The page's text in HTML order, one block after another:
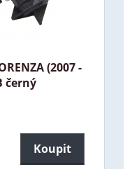
(2007 -
černý
Koupit